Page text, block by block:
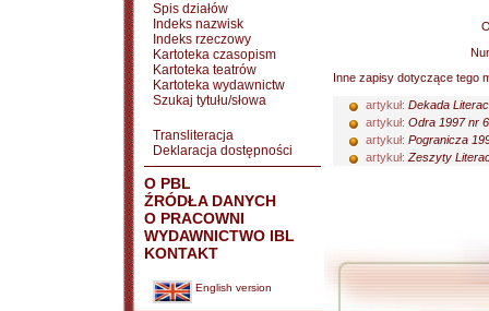
Spis działów
Indeks nazwisk
Indeks rzeczowy
Kartoteka czasopism
Kartoteka teatrów
Kartoteka wydawnictw
Szukaj tytułu/słowa
Transliteracja
Deklaracja dostępności
O PBL
ŹRÓDŁA DANYCH
O PRACOWNI
WYDAWNICTWO IBL
KONTAKT
English version
Inne zapisy dotyczące tego
artykuł: Dekada
artykuł: Odra 1997 nr
artykuł: Pogranicza
artykuł: Zeszyty